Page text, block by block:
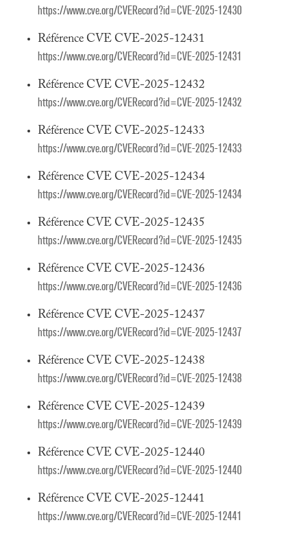
https://www.cve.org/CVERecord?id=CVE-2025-12430
Référence CVE CVE-2025-12431
https://www.cve.org/CVERecord?id=CVE-2025-12431
Référence CVE CVE-2025-12432
https://www.cve.org/CVERecord?id=CVE-2025-12432
Référence CVE CVE-2025-12433
https://www.cve.org/CVERecord?id=CVE-2025-12433
Référence CVE CVE-2025-12434
https://www.cve.org/CVERecord?id=CVE-2025-12434
Référence CVE CVE-2025-12435
https://www.cve.org/CVERecord?id=CVE-2025-12435
Référence CVE CVE-2025-12436
https://www.cve.org/CVERecord?id=CVE-2025-12436
Référence CVE CVE-2025-12437
https://www.cve.org/CVERecord?id=CVE-2025-12437
Référence CVE CVE-2025-12438
https://www.cve.org/CVERecord?id=CVE-2025-12438
Référence CVE CVE-2025-12439
https://www.cve.org/CVERecord?id=CVE-2025-12439
Référence CVE CVE-2025-12440
https://www.cve.org/CVERecord?id=CVE-2025-12440
Référence CVE CVE-2025-12441
https://www.cve.org/CVERecord?id=CVE-2025-12441